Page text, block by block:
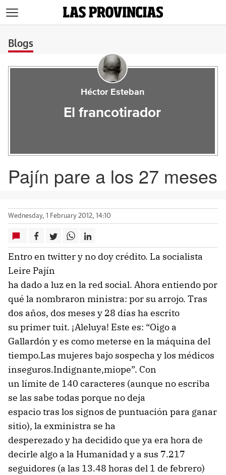
Blogs
Héctor Esteban
El francotirador
Pajín pare a los 27 meses
Wednesday, 1 February 2012, 14:10
Entro en twitter y no doy crédito. La socialista
Leire Pajín
ha dado a luz en la red social. Ahora entiendo por
qué la nombraron ministra: por su arrojo. Tras
dos años, dos meses y 28 días ha escrito
su primer tuit. ¡Aleluya! Este es: “Oigo a
Gallardón y es como meterse en la máquina del
tiempo.Las mujeres bajo sospecha y los médicos
inseguros.Indignante,miope”. Con
un límite de 140 caracteres (aunque no escriba
se las sabe todas porque no deja
espacio tras los signos de puntuación para ganar
sitio), la exministra se ha
desperezado y ha decidido que ya era hora de
decirle algo a la Humanidad y a sus 7.217
seguidores (a las 13.48 horas del 1 de febrero)